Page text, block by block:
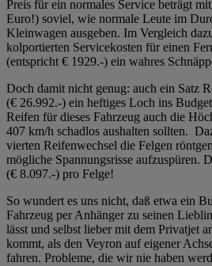
Preis für ein normales Service beträgt
Euro!) soviel, wie normale Leute im
Kleinwagen ausgeben. Im Vergleich
kolportierten Servicekosten für einen
(entspricht € 1929.-) ein wahres
Doch damit nicht genug: auch ein Satz
(€ 26.992.-) ein heftiges Loch ins
Reifen für dieses Fahrzeug auch die
407 km/h schadlos aushalten sollten.
vierten Reifenwechsel die Felgen
mögliche Spannungsrisse aufzuspüren.
(€ 8.097.-) pro Felge!
So wundert es uns nicht, daß etwa ein
Fahrzeug per Anhänger zu seinen
lässt und selbst lieber mit dem Privatjet
kommt, als den Veyron auf eigener
fahren. Probleme, die wir nie haben